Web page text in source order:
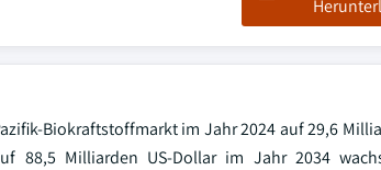
Biokraftstoffmarkt im Jahr 2024 auf 29,6
88,5 Milliarden US-Dollar im Jahr 2034